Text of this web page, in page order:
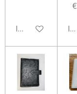
In winkelwagen
In